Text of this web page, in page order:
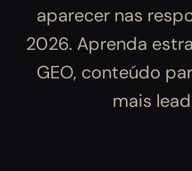
aparecer nas
2026. Aprenda
GEO, conteúdo
mais